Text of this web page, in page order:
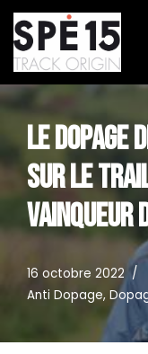
Aller
au
contenu
LE DOPAGE
SUR LE
VAINQUEUR
16 octobre 2022
Anti Dopage,